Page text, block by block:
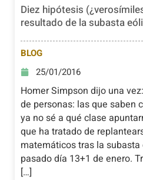
Diez hipótesis
resultado de la subasta
BLOG
25/01/2016
Homer Simpson dijo una
de personas: las que saben
ya no sé a qué clase
que ha tratado de
matemáticos tras la
pasado día 13+1 de enero.
[…]